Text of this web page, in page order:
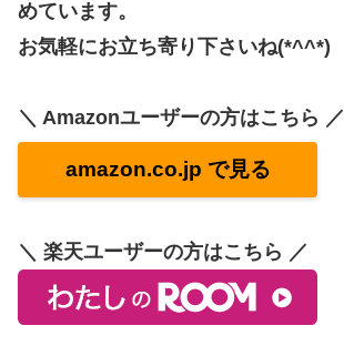
めています。
お気軽にお立ち寄り下さいね(*^^*)
＼ Amazonユーザーの方はこちら ／
amazon.co.jp で見る
＼ 楽天ユーザーの方はこちら ／